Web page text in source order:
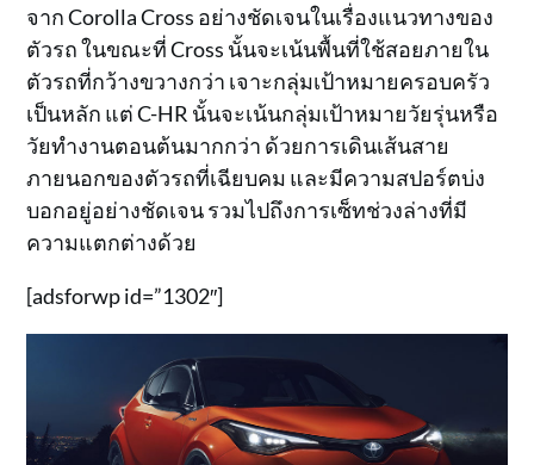
จาก Corolla Cross อย่างชัดเจนในเรื่องแนวทางของ
ตัวรถ ในขณะที่ Cross นั้นจะเน้นพื้นที่ใช้สอยภายใน
ตัวรถที่กว้างขวางกว่า เจาะกลุ่มเป้าหมายครอบครัว
เป็นหลัก แต่ C-HR นั้นจะเน้นกลุ่มเป้าหมายวัยรุ่นหรือ
วัยทำงานตอนต้นมากกว่า ด้วยการเดินเส้นสาย
ภายนอกของตัวรถที่เฉียบคม และมีความสปอร์ตบ่ง
บอกอยู่อย่างชัดเจน รวมไปถึงการเซ็ทช่วงล่างที่มี
ความแตกต่างด้วย
[adsforwp id=”1302″]